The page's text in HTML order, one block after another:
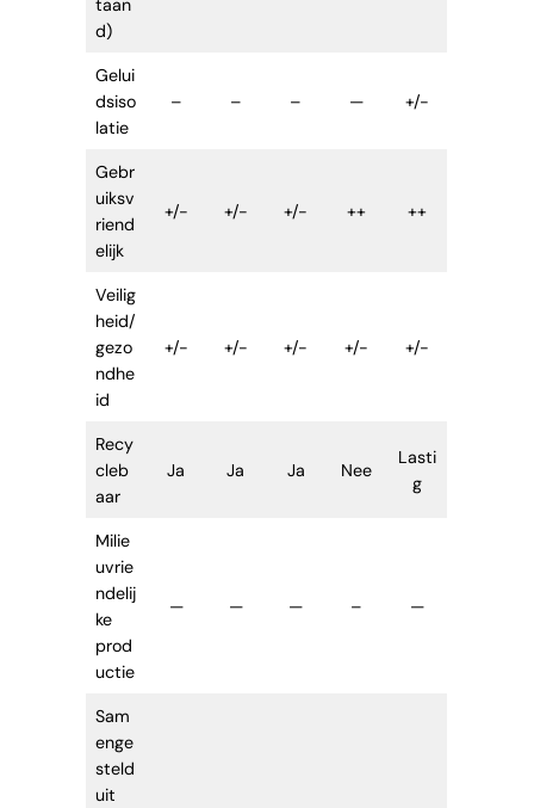
taan
d)
Gelui
dsiso
latie
– – – — +/-
Gebr
uiksv
riend
elijk
+/- +/- +/- ++ ++
Veilig
heid/
gezo
ndhe
id
+/- +/- +/- +/- +/-
Recy
cleb
aar
Ja Ja Ja Nee
Lasti
g
Milie
uvrie
ndelij
ke
prod
uctie
— — — – —
Sam
enge
steld
uit